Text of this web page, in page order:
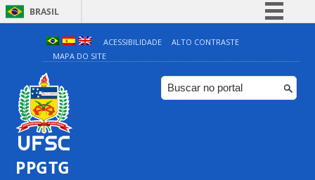
BRASIL
Simplifique!
Comunica BR
Participe
ACESSIBILIDADE
ALTO CONTRASTE
MAPA DO SITE
PPGTG